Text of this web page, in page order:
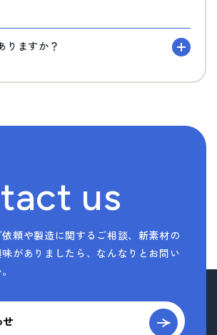
りますか？
us
頼や製造に関するご相談、新素材の
味がありましたら、なんなりとお問い
せ